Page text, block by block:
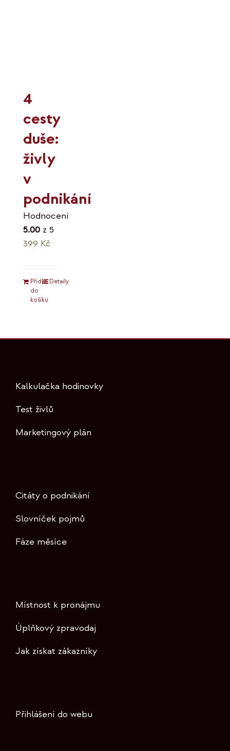
4
cesty
duše:
živly
v
podnikání
Hodnocení
5.00 z 5
399 Kč
Přidat
do
košíku
Detaily
Kalkulačka hodinovky
Test živlů
Marketingový plán
Citáty o podnikání
Slovníček pojmů
Fáze měsíce
Místnost k pronájmu
Úplňkový zpravodaj
Jak získat zákazníky
Přihlášení do webu